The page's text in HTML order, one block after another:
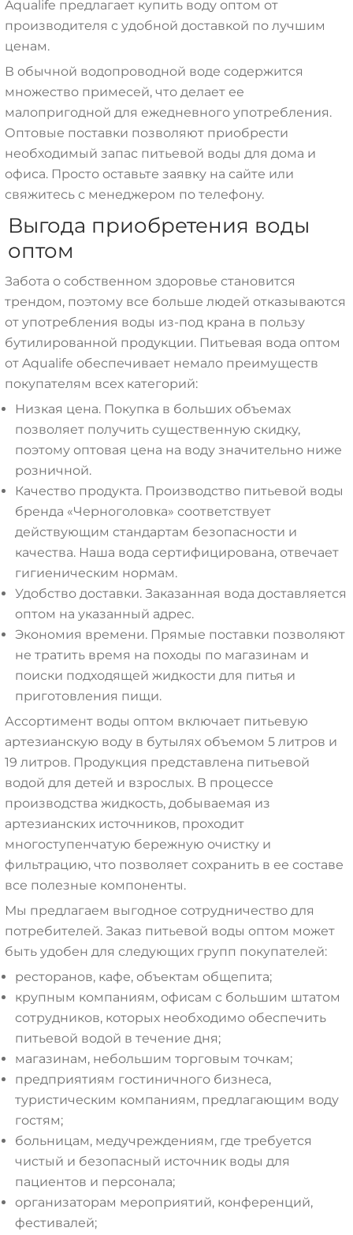
Aqualife предлагает купить воду оптом от
производителя с удобной доставкой по лучшим
ценам.
В обычной водопроводной воде содержится
множество примесей, что делает ее
малопригодной для ежедневного употребления.
Оптовые поставки позволяют приобрести
необходимый запас питьевой воды для дома и
офиса. Просто оставьте заявку на сайте или
свяжитесь с менеджером по телефону.
Выгода приобретения воды
оптом
Забота о собственном здоровье становится
трендом, поэтому все больше людей отказываются
от употребления воды из-под крана в пользу
бутилированной продукции. Питьевая вода оптом
от Aqualife обеспечивает немало преимуществ
покупателям всех категорий:
Низкая цена. Покупка в больших объемах
позволяет получить существенную скидку,
поэтому оптовая цена на воду значительно ниже
розничной.
Качество продукта. Производство питьевой воды
бренда «Черноголовка» соответствует
действующим стандартам безопасности и
качества. Наша вода сертифицирована, отвечает
гигиеническим нормам.
Удобство доставки. Заказанная вода доставляется
оптом на указанный адрес.
Экономия времени. Прямые поставки позволяют
не тратить время на походы по магазинам и
поиски подходящей жидкости для питья и
приготовления пищи.
Ассортимент воды оптом включает питьевую
артезианскую воду в бутылях объемом 5 литров и
19 литров. Продукция представлена питьевой
водой для детей и взрослых. В процессе
производства жидкость, добываемая из
артезианских источников, проходит
многоступенчатую бережную очистку и
фильтрацию, что позволяет сохранить в ее составе
все полезные компоненты.
Мы предлагаем выгодное сотрудничество для
потребителей. Заказ питьевой воды оптом может
быть удобен для следующих групп покупателей:
ресторанов, кафе, объектам общепита;
крупным компаниям, офисам с большим штатом
сотрудников, которых необходимо обеспечить
питьевой водой в течение дня;
магазинам, небольшим торговым точкам;
предприятиям гостиничного бизнеса,
туристическим компаниям, предлагающим воду
гостям;
больницам, медучреждениям, где требуется
чистый и безопасный источник воды для
пациентов и персонала;
организаторам мероприятий, конференций,
фестивалей;